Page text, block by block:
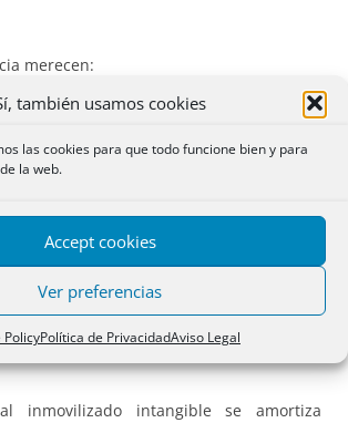
también usamos cookies
las cookies para que todo funcione bien y para
la web.
Accept cookies
Ver preferencias
PolicyPolítica de PrivacidadAviso Legal
merecen:
que serán deducibles en la medida
entendiendo que tal depreciación es
se practique conforme a alguno de los
porcentaje constante sobre el valor
dígitos.
inmovilizado intangible se amortiza